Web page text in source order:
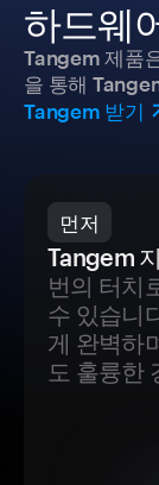
하드웨
Tangem 제품
을 통해
Tangem 받기
먼저
Tangem
번의 터치
수 있습니
게 완벽하
도 훌륭한